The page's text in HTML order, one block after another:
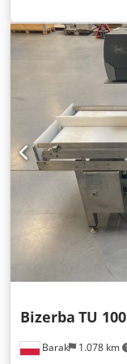
Barak 1.078 km
Bizerba TU 100